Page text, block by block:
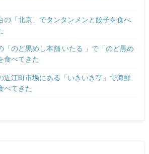
の「北京」でタンタンメンと餃子を食べ
「のど黒めし本舗 いたる 」で「のど黒め
食べてきた
近江町市場にある「いきいき亭」で海鮮
べてきた